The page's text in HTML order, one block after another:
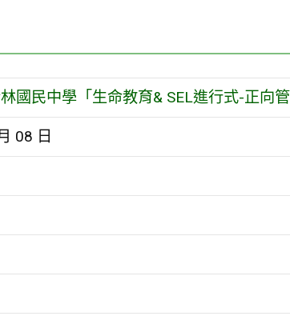
國民中學「生命教育& SEL進行式-正向
08 日